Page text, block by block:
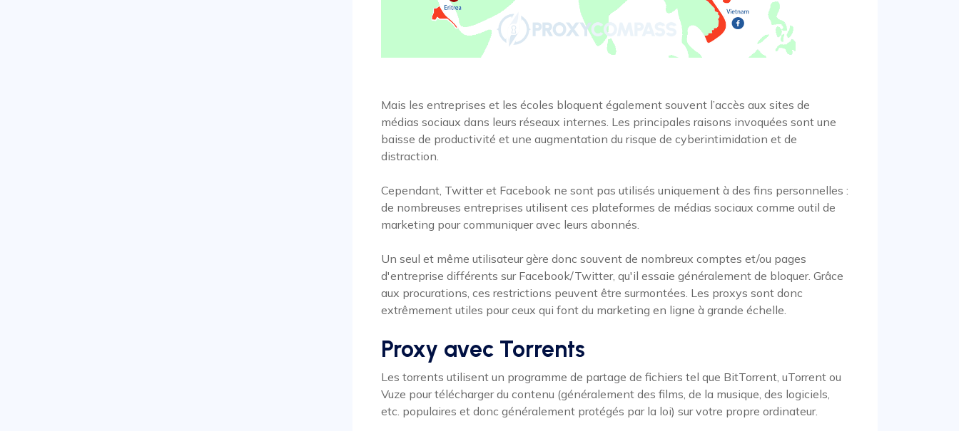
Mais les entreprises et les écoles bloquent également souvent l’accès aux sites de
médias sociaux dans leurs réseaux internes. Les principales raisons invoquées sont une
baisse de productivité et une augmentation du risque de cyberintimidation et de
distraction.
Cependant, Twitter et Facebook ne sont pas utilisés uniquement à des fins personnelles :
de nombreuses entreprises utilisent ces plateformes de médias sociaux comme outil de
marketing pour communiquer avec leurs abonnés.
Un seul et même utilisateur gère donc souvent de nombreux comptes et/ou pages
d'entreprise différents sur Facebook/Twitter, qu'il essaie généralement de bloquer. Grâce
aux procurations, ces restrictions peuvent être surmontées. Les proxys sont donc
extrêmement utiles pour ceux qui font du marketing en ligne à grande échelle.
Proxy avec Torrents
Les torrents utilisent un programme de partage de fichiers tel que BitTorrent, uTorrent ou
Vuze pour télécharger du contenu (généralement des films, de la musique, des logiciels,
etc. populaires et donc généralement protégés par la loi) sur votre propre ordinateur.